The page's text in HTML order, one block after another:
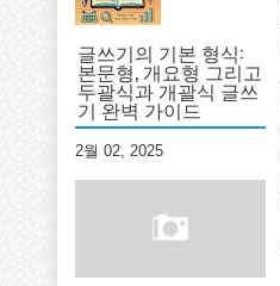
글쓰기의 기본 형식:
본문형, 개요형 그리고
두괄식과 개괄식 글쓰
기 완벽 가이드
2월 02, 2025